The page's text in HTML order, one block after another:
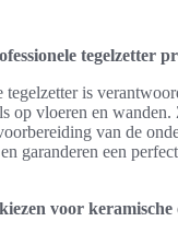
tegelzetter
tegelzetter is
op vloeren en
van de
garanderen een
voor